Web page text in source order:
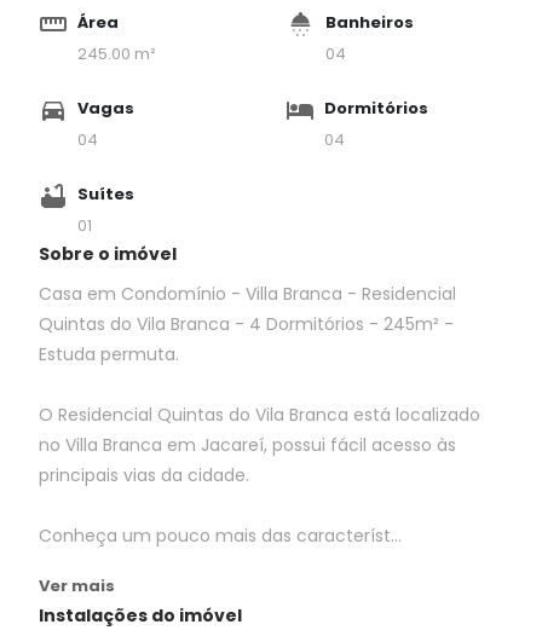
Área
245.00 m²
Banheiros
04
Vagas
04
Dormitórios
04
Suítes
01
Sobre o imóvel
Casa em Condomínio - Villa Branca - Residencial
Quintas do Vila Branca - 4 Dormitórios - 245m² -
Estuda permuta.
O Residencial Quintas do Vila Branca está localizado
no Villa Branca em Jacareí, possui fácil acesso às
principais vias da cidade.
Conheça um pouco mais das característ...
Ver mais
Instalações do imóvel